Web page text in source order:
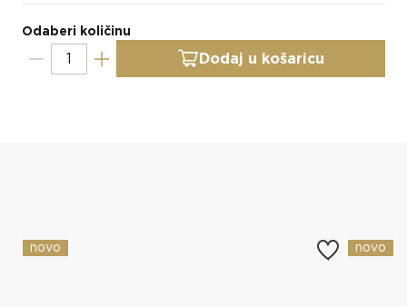
Odaberi količinu
Dodaj u košaricu
novo novo